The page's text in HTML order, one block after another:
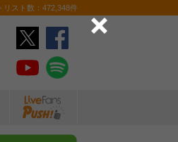
スト数：472,348件